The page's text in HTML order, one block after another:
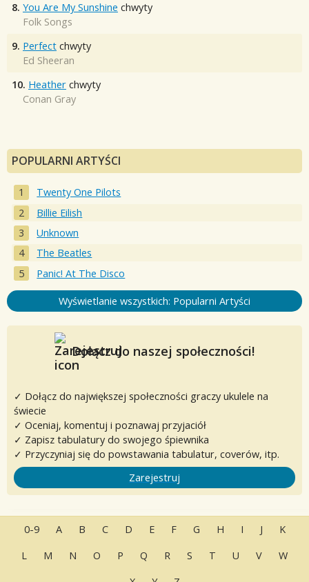
8. You Are My Sunshine chwyty
Folk Songs
9. Perfect chwyty
Ed Sheeran
10. Heather chwyty
Conan Gray
POPULARNI ARTYŚCI
Twenty One Pilots
Billie Eilish
Unknown
The Beatles
Panic! At The Disco
Wyświetlanie wszystkich: Popularni Artyści
Dołącz do naszej społeczności!
✓ Dołącz do największej społeczności graczy ukulele na
świecie
✓ Oceniaj, komentuj i poznawaj przyjaciół
✓ Zapisz tabulatury do swojego śpiewnika
✓ Przyczyniaj się do powstawania tabulatur, coverów, itp.
Zarejestruj
0-9 A B C D E F G H I J
K
L
M N O P Q R S T U V
W